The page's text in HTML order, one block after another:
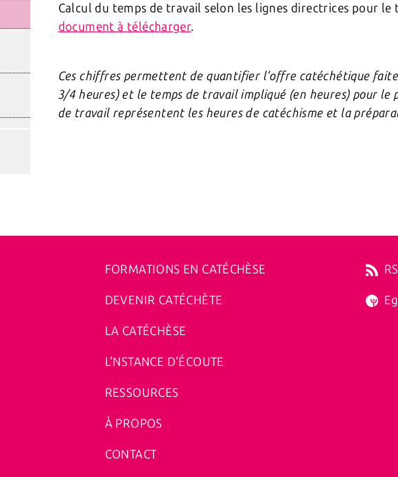
Calcul du temps de travail selon les lignes directrices pour le
document à télécharger.
Ces chiffres permettent de quantifier l'offre catéchétique
3/4 heures) et le temps de travail impliqué (en heures) pour le
de travail représentent les heures de catéchisme et la
FORMATIONS EN CATÉCHÈSE
DEVENIR CATÉCHÈTE
LA CATÉCHÈSE
L'NSTANCE D'ÉCOUTE
RESSOURCES
À PROPOS
CONTACT